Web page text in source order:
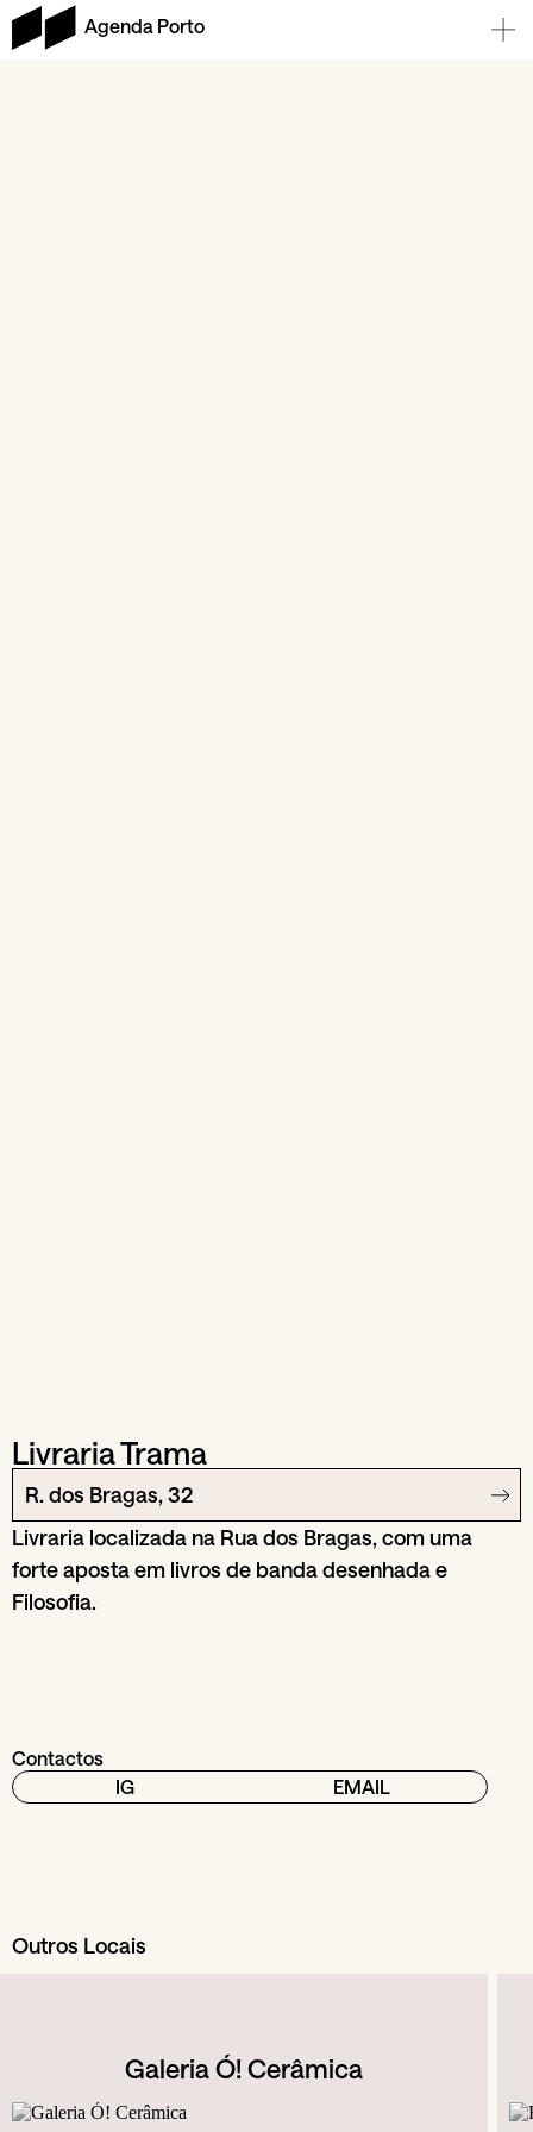
Agenda Porto
Livraria Trama
R. dos Bragas, 32
Livraria localizada na Rua dos Bragas, com uma
forte aposta em livros de banda desenhada e
Filosofia.
Contactos
IG
EMAIL
Outros Locais
Galeria Ó! Cerâmica